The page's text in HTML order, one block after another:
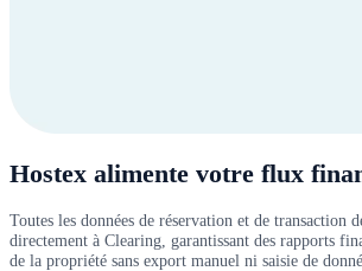
Hostex alimente votre flux
Toutes les données de réservation et de transaction
directement à Clearing, garantissant des rapports
de la propriété sans export manuel ni saisie de